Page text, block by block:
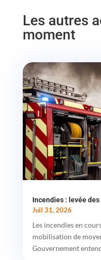
Les autres
moment
Incendies : levée
Juil 31, 2026
Les incendies en
mobilisation de
Gouvernement